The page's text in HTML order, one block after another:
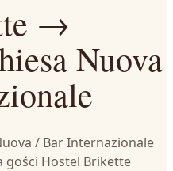
→
Nuova
/ Bar Internazionale
gości Hostel Brikette